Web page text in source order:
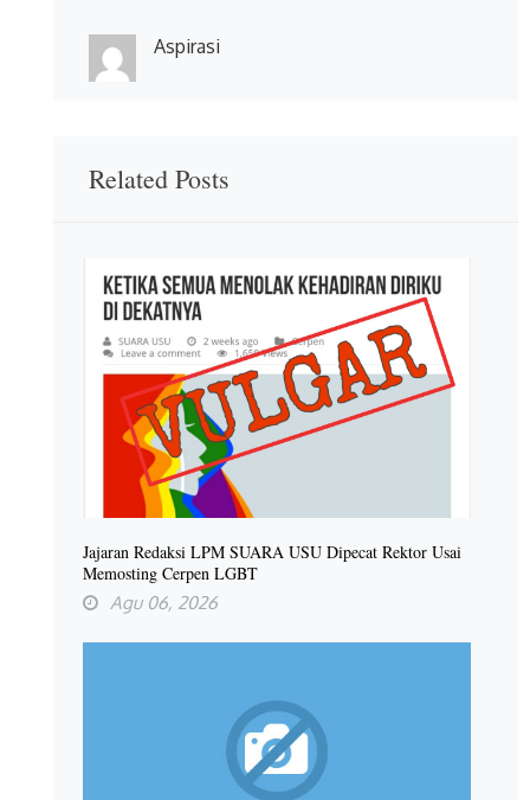
Aspirasi
Related Posts
Jajaran Redaksi LPM SUARA USU Dipecat Rektor Usai
Memosting Cerpen LGBT
Agu 06, 2026